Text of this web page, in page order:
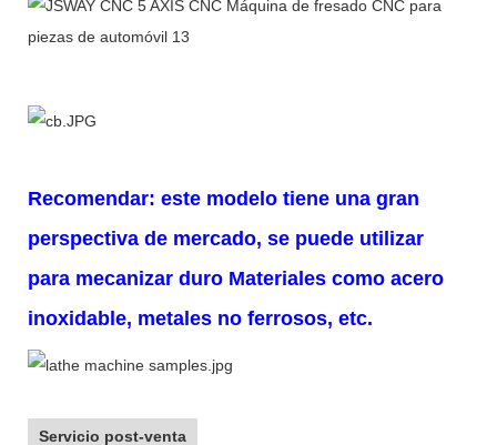
Recomendar: este modelo tiene una gran
perspectiva de mercado, se puede utilizar
para mecanizar duro Materiales como acero
inoxidable, metales no ferrosos, etc.
Servicio post-venta